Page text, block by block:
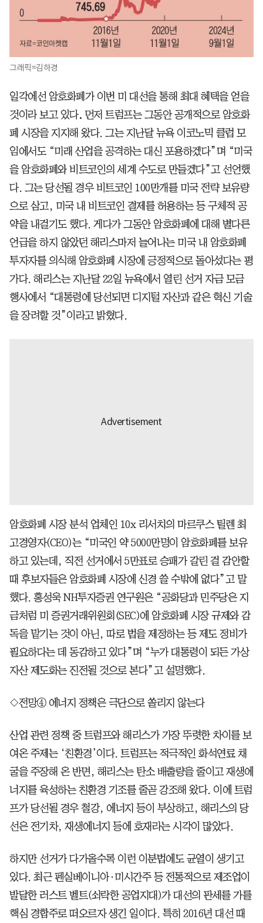
그래픽=김하경
일각에선 암호화폐가 이번 미 대선을 통해 최대 혜택을 얻을
것이라 보고 있다. 먼저 트럼프는 그동안 공개적으로 암호화
폐 시장을 지지해 왔다. 그는 지난달 뉴욕 이코노믹 클럽 모
임에서도 “미래 산업을 공격하는 대신 포용하겠다”며 “미국
을 암호화폐와 비트코인의 세계 수도로 만들겠다”고 선언했
다. 그는 당선될 경우 비트코인 100만개를 미국 전략 보유량
으로 삼고, 미국 내 비트코인 결제를 허용하는 등 구체적 공
약을 내걸기도 했다. 게다가 그동안 암호화폐에 대해 별다른
언급을 하지 않았던 해리스마저 늘어나는 미국 내 암호화폐
투자자를 의식해 암호화폐 시장에 긍정적으로 돌아섰다는 평
가다. 해리스는 지난달 22일 뉴욕에서 열린 선거 자금 모금
행사에서 “대통령에 당선되면 디지털 자산과 같은 혁신 기술
을 장려할 것”이라고 밝혔다.
암호화폐 시장 분석 업체인 10x 리서치의 마르쿠스 틸렌 최
고경영자(CEO)는 “미국인 약 5000만명이 암호화폐를 보유
하고 있는데, 직전 선거에서 5만표로 승패가 갈린 걸 감안할
때 후보자들은 암호화폐 시장에 신경 쓸 수밖에 없다”고 말
했다. 홍성욱 NH투자증권 연구원은 “공화당과 민주당은 지
금처럼 미 증권거래위원회(SEC)에 암호화폐 시장 규제와 감
독을 맡기는 것이 아닌, 따로 법을 제정하는 등 제도 정비가
필요하다는 데 동감하고 있다”며 “누가 대통령이 되든 가상
자산 제도화는 진전될 것으로 본다”고 설명했다.
◇전망④ 에너지 정책은 극단으로 쏠리지 않는다
산업 관련 정책 중 트럼프와 해리스가 가장 뚜렷한 차이를 보
여온 주제는 ‘친환경’이다. 트럼프는 적극적인 화석연료 채
굴을 주장해 온 반면, 해리스는 탄소 배출량을 줄이고 재생에
너지를 육성하는 친환경 기조를 줄곧 강조해 왔다. 이에 트럼
프가 당선될 경우 철강, 에너지 등이 부상하고, 해리스의 당
선은 전기차, 재생에너지 등에 호재라는 시각이 많았다.
하지만 선거가 다가올수록 이런 이분법에도 균열이 생기고
있다. 최근 펜실베이니아·미시간주 등 전통적으로 제조업이
발달한 러스트 벨트(쇠락한 공업지대)가 대선의 판세를 가를
핵심 경합주로 떠오르자 생긴 일이다. 특히 2016년 대선 때